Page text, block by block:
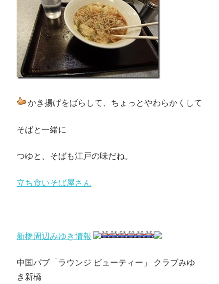
かき揚げをばらして、ちょっとやわらかくして
そばと一緒に
つゆと、そばも江戸の味だね。
立ち食いそば屋さん
新橋周辺みゆき情報
中国パブ「ラウンジ ビューティー」 クラブみゆ
き新橋